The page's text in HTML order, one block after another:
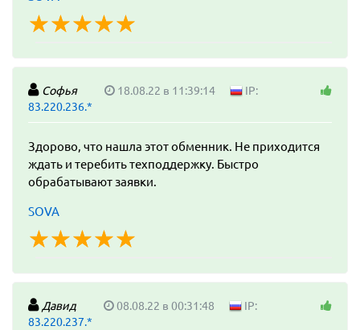
☆☆☆☆☆
★★★★★
Софья 18.08.22 в 11:39:14
IP:
83.220.236.*
Здорово, что нашла этот обменник. Не приходится
ждать и теребить техподдержку. Быстро
обрабатывают заявки.
SOVA
☆☆☆☆☆
★★★★★
Давид 08.08.22 в 00:31:48
IP:
83.220.237.*